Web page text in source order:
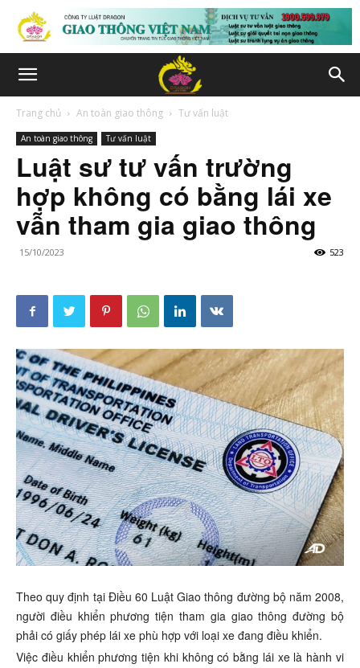
Trang chủ An toàn giao thông Tư vấn luật
An toàn giao thông Tư vấn luật
Luật sư tư vấn trường
hợp không có bằng lái xe
vẫn tham gia giao thông
15/10/2023 523
Theo quy định tại Điều 60 Luật Giao thông đường bộ năm 2008,
người điều khiển phương tiện tham gia giao thông đường bộ
phải có giấy phép lái xe phù hợp với loại xe đang điều khiển.
Việc điều khiển phương tiện khi không có bằng lái xe là hành vi